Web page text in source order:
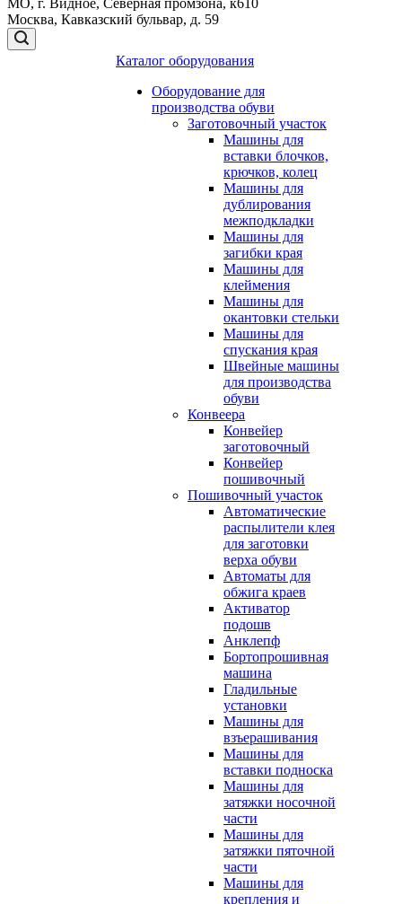
МО, г. Видное, Северная промзона, к610
Москва, Кавказский бульвар, д. 59
Каталог оборудования
Оборудование для
производства обуви
Заготовочный участок
Машины для
вставки блочков,
крючков, колец
Машины для
дублирования
межподкладки
Машины для
загибки края
Машины для
клеймения
Машины для
окантовки стельки
Машины для
спускания края
Швейные машины
для производства
обуви
Конвеера
Конвейер
заготовочный
Конвейер
пошивочный
Пошивочный участок
Автоматические
распылители клея
для заготовки
верха обуви
Автоматы для
обжига краев
Активатор
подошв
Анклепф
Бортопрошивная
машина
Гладильные
установки
Машины для
взъерашивания
Машины для
вставки подноска
Машины для
затяжки носочной
части
Машины для
затяжки пяточной
части
Машины для
крепления и